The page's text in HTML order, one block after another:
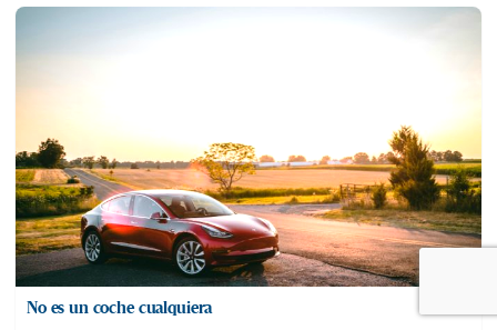
No es un coche cualquiera